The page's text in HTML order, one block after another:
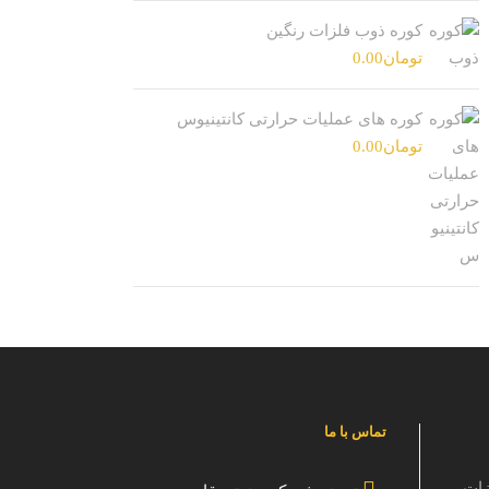
کوره ذوب فلزات رنگین
تومان0.00
کوره های عملیات حرارتی کانتینیوس
تومان0.00
تماس با ما